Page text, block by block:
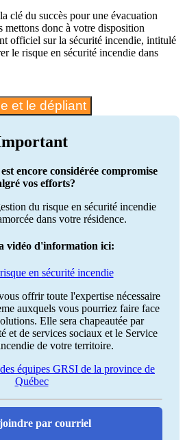
clé du succès pour une évacuation
mettons donc à votre disposition
officiel sur la sécurité incendie, intitulé
le risque en sécurité incendie dans
et le dépliant
encore considérée compromise
vos efforts?
du risque en sécurité incendie
dans votre résidence.
vidéo d'information ici:
en sécurité incendie
offrir toute l'expertise nécessaire
auxquels vous pourriez faire face
Elle sera chapeautée par
et de services sociaux et le Service
de votre territoire.
équipes GRSI de la province de
Québec
par courriel